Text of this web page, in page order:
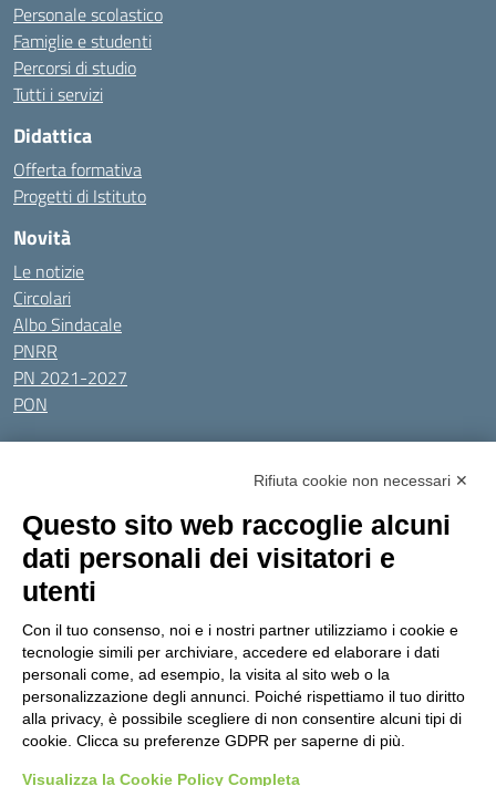
Personale scolastico
Famiglie e studenti
Percorsi di studio
Tutti i servizi
Didattica
Offerta formativa
Progetti di Istituto
Novità
Le notizie
Circolari
Albo Sindacale
PNRR
PN 2021-2027
PON
Tutti gli argomenti
Amministrazione Trasparente
Privacy Policy
Dichiarazione di accessibilitàObiettivi di accessibilità
Seguici su:
Indirizzo:Via Gaetano Donizetti 30, Collegno
Centralino:0114053925 Email: toic8cg002@istruzione.it
Posta elettronica certificata (PEC):toic8cg002@pec.istruzione.it
Codice fiscale: 95641450010
Rifiuta cookie non necessari ✕
Questo sito web raccoglie alcuni
dati personali dei visitatori e
utenti
Con il tuo consenso, noi e i nostri partner utilizziamo i cookie e
tecnologie simili per archiviare, accedere ed elaborare i dati
personali come, ad esempio, la visita al sito web o la
personalizzazione degli annunci. Poiché rispettiamo il tuo diritto
alla privacy, è possibile scegliere di non consentire alcuni tipi di
cookie. Clicca su preferenze GDPR per saperne di più.
Visualizza la Cookie Policy Completa